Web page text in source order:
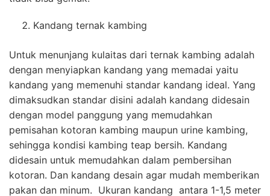
Kandang ternak kambing
Untuk menunjang kulaitas dari ternak kambing adalah
dengan menyiapkan kandang yang memadai yaitu
kandang yang memenuhi standar kandang ideal. Yang
dimaksudkan standar disini adalah kandang didesain
dengan model panggung yang memudahkan
pemisahan kotoran kambing maupun urine kambing,
sehingga kondisi kambing teap bersih. Kandang
didesain untuk memudahkan dalam pembersihan
kotoran. Dan kandang desain agar mudah memberikan
pakan dan minum. Ukuran kandang antara 1-1,5 meter